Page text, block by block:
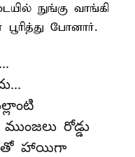
நுங்கு வாங்கி
போனார்.
రోడ్డు
హాయిగా